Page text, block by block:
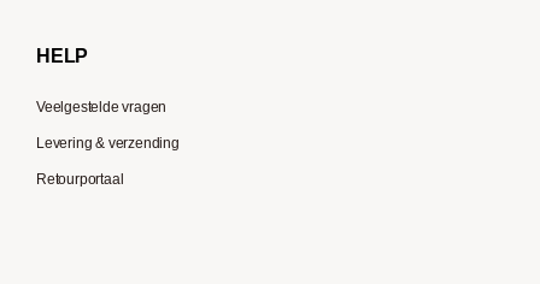
HELP
Veelgestelde vragen
Levering & verzending
Retourportaal